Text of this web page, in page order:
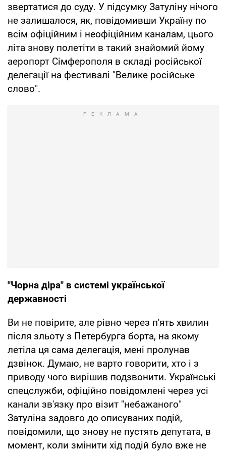
звертатися до суду. У підсумку Затуліну нічого
не залишалося, як, повідомивши Україну по
всім офіційним і неофіційним каналам, цього
літа знову полетіти в такий знайомий йому
аеропорт Сімферополя в складі російської
делегації на фестивалі "Велике російське
слово".
"Чорна діра" в системі української
державності
Ви не повірите, але рівно через п'ять хвилин
після зльоту з Петербурга борта, на якому
летіла ця сама делегація, мені пролунав
дзвінок. Думаю, не варто говорити, хто і з
приводу чого вирішив подзвонити. Українські
спецслужби, офіційно повідомлені через усі
канали зв'язку про візит "небажаного"
Затуліна задовго до описуваних подій,
повідомили, що знову не пустять депутата, в
момент, коли змінити хід подій було вже не